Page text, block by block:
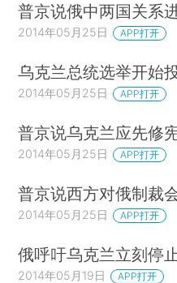
普京说俄中两国关系
2014年05月25日 APP打开
乌克兰总统选举开始
2014年05月25日 APP打开
普京说乌克兰应先修
2014年05月25日 APP打开
普京说西方对俄制裁
2014年05月25日 APP打开
俄呼吁乌克兰立刻停
2014年05月19日 APP打开